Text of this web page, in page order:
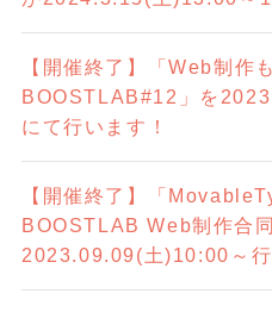
【開催終了】「Web制作
BOOSTLAB#12」を
にて行います！
【開催終了】「
BOOSTLAB Web制作合
2023.09.09(土)10:00～行